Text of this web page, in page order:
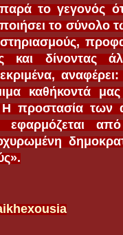
το γεγονός
το σύνολο
και δίνοντας
καθήκοντά
προστασία των
εφαρμόζεται